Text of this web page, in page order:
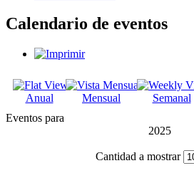
Calendario de eventos
Anual Mensual Semanal
Eventos para
2025
Cantidad a mostrar